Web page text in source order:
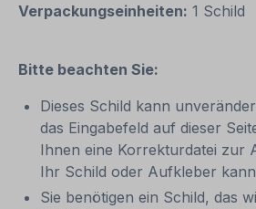
Verpackungseinheiten: 1 Schild
Bitte beachten Sie:
Dieses Schild kann
das Eingabefeld auf dieser
Ihnen eine Korrekturdatei zur
Ihr Schild oder Aufkleber
Sie benötigen ein Schild, das